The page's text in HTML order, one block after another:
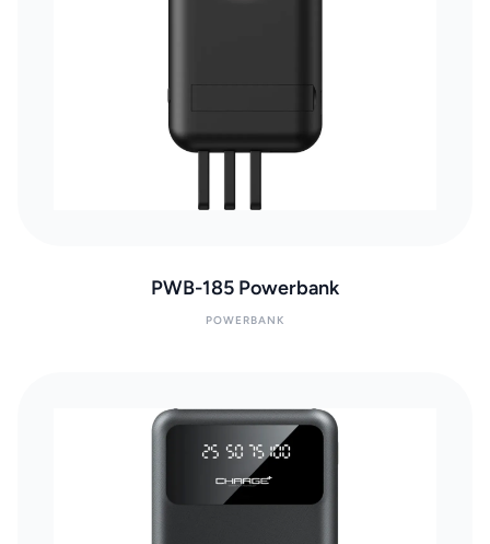
PWB-185 Powerbank
POWERBANK